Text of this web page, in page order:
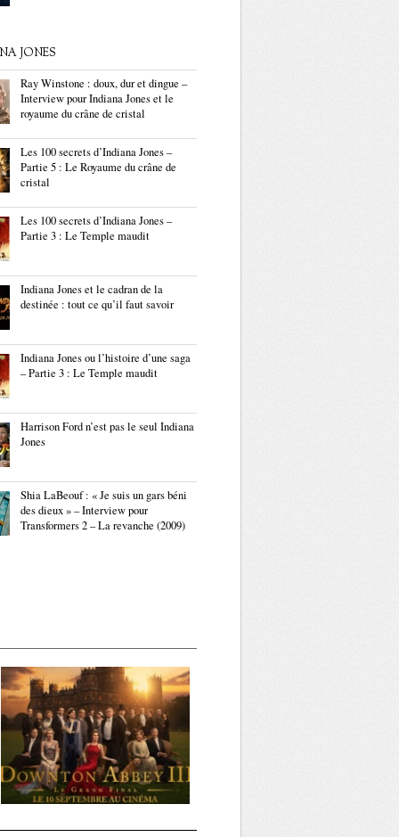
JONES
Ray Winstone : doux, dur et dingue –
Interview pour Indiana Jones et le
royaume du crâne de cristal
Les 100 secrets d’Indiana Jones –
Partie 5 : Le Royaume du crâne de
cristal
Les 100 secrets d’Indiana Jones –
Partie 3 : Le Temple maudit
Indiana Jones et le cadran de la
destinée : tout ce qu’il faut savoir
Indiana Jones ou l’histoire d’une saga
– Partie 3 : Le Temple maudit
Harrison Ford n’est pas le seul Indiana
Jones
Shia LaBeouf : « Je suis un gars béni
des dieux » – Interview pour
Transformers 2 – La revanche (2009)